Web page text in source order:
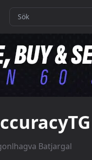
Batjargal